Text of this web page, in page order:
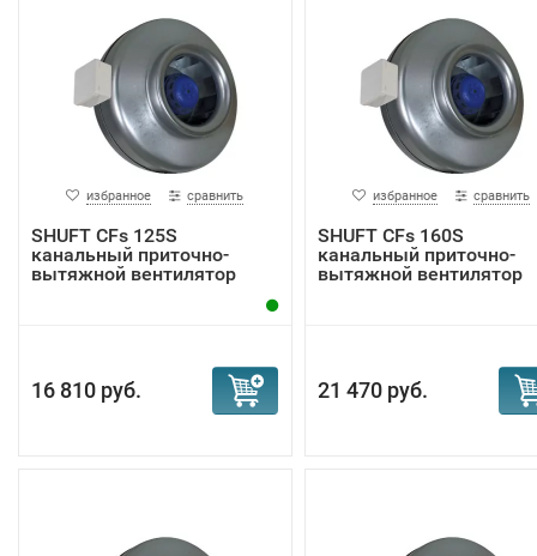
избранное сравнить
SHUFT CFs 125S
канальный приточно-
вытяжной вентилятор
16 810 руб.
избранное сравнить
SHUFT CFs 160S
канальный приточно-
вытяжной вентилятор
21 470 руб.